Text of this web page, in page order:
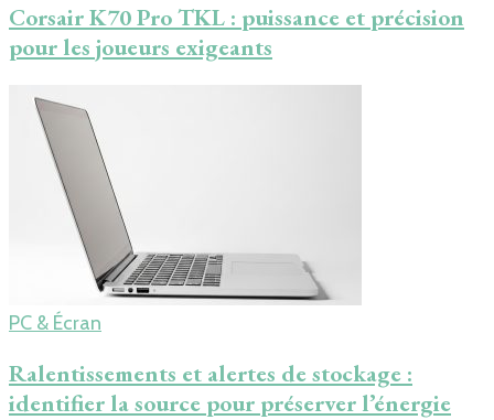
Corsair K70 Pro TKL : puissance et précision
pour les joueurs exigeants
PC & Écran
Ralentissements et alertes de stockage :
identifier la source pour préserver l’énergie